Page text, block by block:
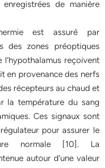
de manière
est assuré par
des zones préoptiques
reçoivent
en provenance des nerfs
récepteurs au chaud et
la température du sang
Ces signaux sont
pour assurer le
normale [10]. La
autour d’une valeur